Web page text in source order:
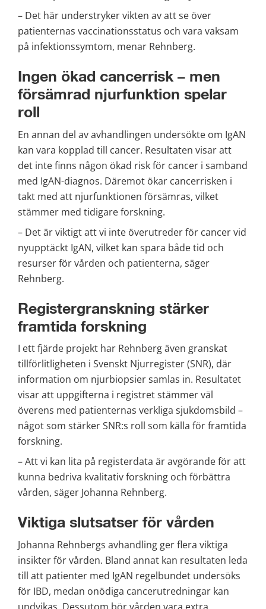
– Det här understryker vikten av att se över
patienternas vaccinationsstatus och vara vaksam
på infektionssymtom, menar Rehnberg.
Ingen ökad cancerrisk – men
försämrad njurfunktion spelar
roll
En annan del av avhandlingen undersökte om IgAN
kan vara kopplad till cancer. Resultaten visar att
det inte finns någon ökad risk för cancer i samband
med IgAN-diagnos. Däremot ökar cancerrisken i
takt med att njurfunktionen försämras, vilket
stämmer med tidigare forskning.
– Det är viktigt att vi inte överutreder för cancer vid
nyupptäckt IgAN, vilket kan spara både tid och
resurser för vården och patienterna, säger
Rehnberg.
Registergranskning stärker
framtida forskning
I ett fjärde projekt har Rehnberg även granskat
tillförlitligheten i Svenskt Njurregister (SNR), där
information om njurbiopsier samlas in. Resultatet
visar att uppgifterna i registret stämmer väl
överens med patienternas verkliga sjukdomsbild –
något som stärker SNR:s roll som källa för framtida
forskning.
– Att vi kan lita på registerdata är avgörande för att
kunna bedriva kvalitativ forskning och förbättra
vården, säger Johanna Rehnberg.
Viktiga slutsatser för vården
Johanna Rehnbergs avhandling ger flera viktiga
insikter för vården. Bland annat kan resultaten leda
till att patienter med IgAN regelbundet undersöks
för IBD, medan onödiga cancerutredningar kan